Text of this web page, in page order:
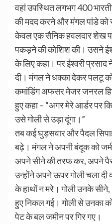
वहां उपस्थित लगभग 400
की मदद करने और मंगल पांडे को
केवल एक सैनिक हवलदार शेख
पकड़ने की कोशिश की। उसने
के लिए कहा। पर ईश्वरी
दी। मंगल ने धक्का देकर पलटू को
कमांडिंग अफसर मेजर जनरल
हुए कहा – “अगर मेरे आर्डर पर
उसे गोली से उड़ा दूंगा।”
तब कई घुड़सवार और पैदल
बढ़े। मंगल ने अपनी बंदूक को
अपने सीने की तरफ कर, अपने पैर
उन्होंने अपने ऊपर गोली चला
के हाथों न मरे। गोली उनके
हुए निकल गई। गोली से उनका
पेट के बल जमीन पर गिर गए।